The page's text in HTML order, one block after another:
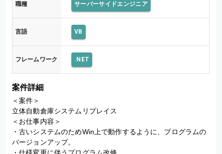
職種 サーバーサイドエンジニア
言語 VB
フレームワーク .NET
案件詳細
＜案件＞
立体自動倉庫システムリプレイス
＜お仕事内容＞
・古いシステムのためWin上で動作するように、プログラムの
バージョンアップ。